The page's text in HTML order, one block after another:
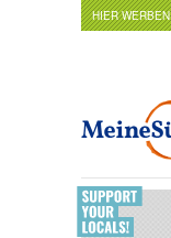
HIER WERBEN